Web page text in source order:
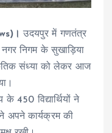
उदयपुर में गणतंत्र
नगर निगम के सुखाड़िया
संध्या को लेकर आज
के 450 विद्यार्थियों ने
अपने कार्यक्रम की